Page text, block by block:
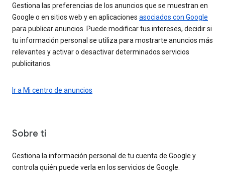
Gestiona las preferencias de los anuncios que se muestran en
Google o en sitios web y en aplicaciones asociados con Google
para publicar anuncios. Puede modificar tus intereses, decidir si
tu información personal se utiliza para mostrarte anuncios más
relevantes y activar o desactivar determinados servicios
publicitarios.
Ir a Mi centro de anuncios
Sobre ti
Gestiona la información personal de tu cuenta de Google y
controla quién puede verla en los servicios de Google.